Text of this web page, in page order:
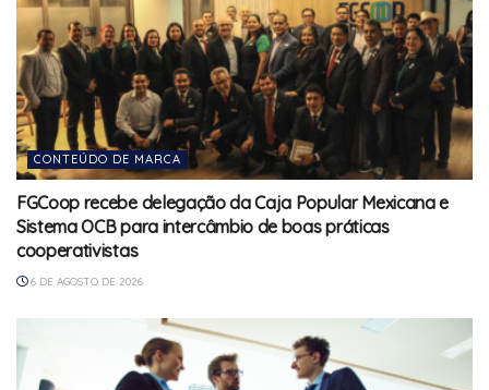
CONTEÚDO DE MARCA
FGCoop recebe delegação da Caja Popular Mexicana e
Sistema OCB para intercâmbio de boas práticas
cooperativistas
6 DE AGOSTO DE 2026